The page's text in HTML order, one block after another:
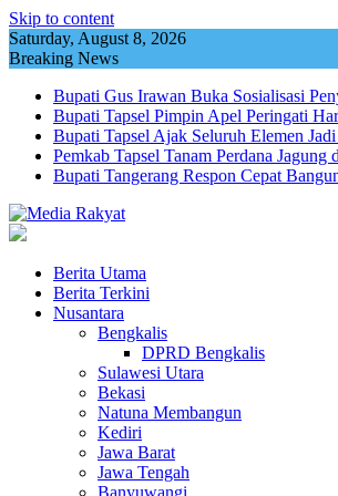
Skip to content
Saturday, August 8, 2026
Breaking News
Bupati Gus Irawan Buka Sosialisasi
Bupati Tapsel Pimpin Apel Peringati
Bupati Tapsel Ajak Seluruh Elemen
Pemkab Tapsel Tanam Perdana
Bupati Tangerang Respon Cepat
Berita Utama
Berita Terkini
Nusantara
Bengkalis
DPRD Bengkalis
Sulawesi Utara
Bekasi
Natuna Membangun
Kediri
Jawa Barat
Jawa Tengah
Banyuwangi